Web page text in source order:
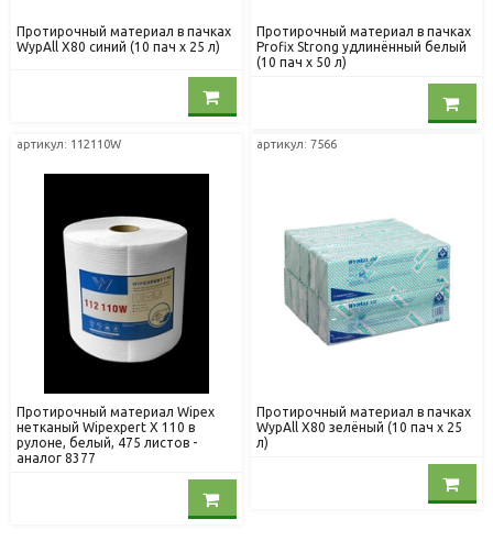
Протирочный материал в пачках
WypAll X80 синий (10 пач х 25 л)
Протирочный материал в пачках
Profix Strong удлинённый белый
(10 пач х 50 л)
артикул: 112110W
Протирочный материал Wipex
нетканый Wipexpert X 110 в
рулоне, белый, 475 листов -
аналог 8377
артикул: 7566
Протирочный материал в пачках
WypAll X80 зелёный (10 пач х 25
л)